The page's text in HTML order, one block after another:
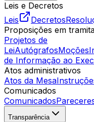
Leis e Decretos
Leis
Decretos
Proposições em
Projetos de
LeiAutógrafosMoções
de Informação ao
Atos administrativos
Atos da Mesa
Comunicados
Comunicados
Transparência